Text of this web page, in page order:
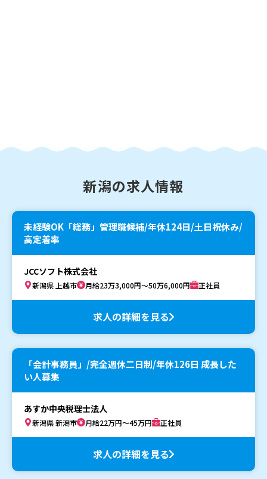
新潟の求人情報
未経験OK「総務」管理職候補/年休124日/土日祝休み/
高定着率
JCCソフト株式会社
新潟県 上越市 月給23万3,000円～50万6,000円 正社員
求人の詳細を見る
「会計事務員」/完全週休二日制/年休126日 成長した
い人募集
あすか中央税理士法人
新潟県 新潟市 月給22万円～45万円 正社員
求人の詳細を見る